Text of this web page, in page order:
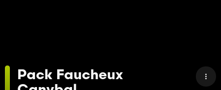
Pack Faucheux